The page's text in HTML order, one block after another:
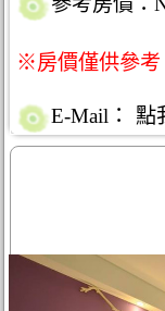
※房價僅供參
E-Mail： 點